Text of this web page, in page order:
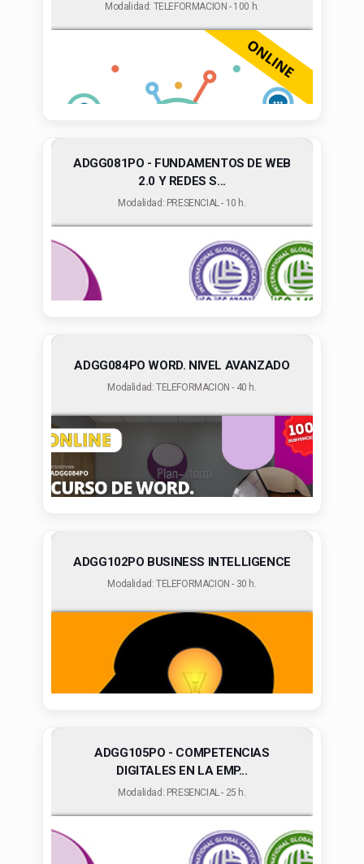
Modalidad: TELEFORMACION - 100 h.
ADGG081PO - FUNDAMENTOS DE WEB
2.0 Y REDES S...
Modalidad: PRESENCIAL - 10 h.
ADGG084PO WORD. NIVEL AVANZADO
Modalidad: TELEFORMACION - 40 h.
ADGG102PO BUSINESS INTELLIGENCE
Modalidad: TELEFORMACION - 30 h.
ADGG105PO - COMPETENCIAS
DIGITALES EN LA EMP...
Modalidad: PRESENCIAL - 25 h.